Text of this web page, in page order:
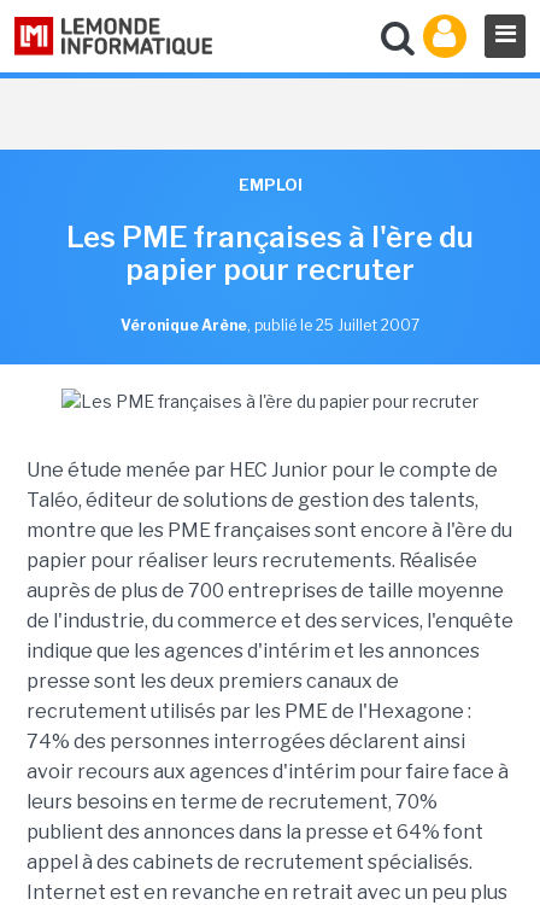
EMPLOI
Les PME françaises à l'ère du
papier pour recruter
Véronique Arène, publié le 25 Juillet 2007
Une étude menée par HEC Junior pour le compte de
Taléo, éditeur de solutions de gestion des talents,
montre que les PME françaises sont encore à l'ère du
papier pour réaliser leurs recrutements. Réalisée
auprès de plus de 700 entreprises de taille moyenne
de l'industrie, du commerce et des services, l'enquête
indique que les agences d'intérim et les annonces
presse sont les deux premiers canaux de
recrutement utilisés par les PME de l'Hexagone :
74% des personnes interrogées déclarent ainsi
avoir recours aux agences d'intérim pour faire face à
leurs besoins en terme de recrutement, 70%
publient des annonces dans la presse et 64% font
appel à des cabinets de recrutement spécialisés.
Internet est en revanche en retrait avec un peu plus